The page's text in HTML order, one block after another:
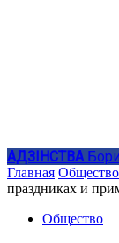
АДЗIНСТВА
Главная Общество
праздниках и
Общество